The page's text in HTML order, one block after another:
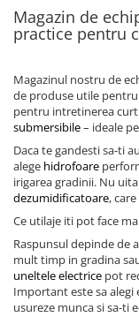
Magazin de
practice pentru
Magazinul nostru de
de produse utile pentru
pentru intretinerea
submersibile– ideale
Daca te gandesti sa-ti
alege hidrofoare
irigarea gradinii. Nu
dezumidificatoare,
Ce utilaje iti pot face
Raspunsul depinde de
mult timp in gradina
uneltele electrice pot
Important este sa
usureze munca si sa-ti